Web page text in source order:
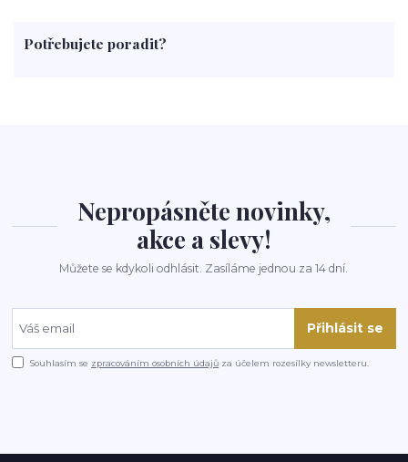
rohlíky
grilování čaj
Potřebujete poradit?
Nepropásněte novinky,
akce a slevy!
Můžete se kdykoli odhlásit. Zasíláme jednou za 14 dní.
Přihlásit se
Souhlasím se zpracováním osobních údajů za účelem rozesílky newsletteru.